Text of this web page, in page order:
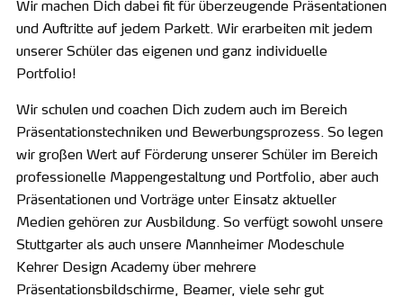
Wir machen Dich dabei fit für überzeugende Präsentationen
und Auftritte auf jedem Parkett. Wir erarbeiten mit jedem
unserer Schüler das eigenen und ganz individuelle
Portfolio!
Wir schulen und coachen Dich zudem auch im Bereich
Präsentationstechniken und Bewerbungsprozess. So legen
wir großen Wert auf Förderung unserer Schüler im Bereich
professionelle Mappengestaltung und Portfolio, aber auch
Präsentationen und Vorträge unter Einsatz aktueller
Medien gehören zur Ausbildung. So verfügt sowohl unsere
Stuttgarter als auch unsere Mannheimer Modeschule
Kehrer Design Academy über mehrere
Präsentationsbildschirme, Beamer, viele sehr gut